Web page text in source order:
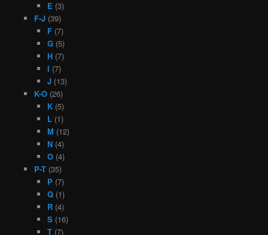
E (3)
F-J(39)
F (7)
G (5)
H (7)
I (7)
J (13)
K-O(26)
K (5)
L (1)
M (12)
N (4)
O (4)
P-T(35)
P (7)
Q (1)
R (4)
S (16)
T (7)